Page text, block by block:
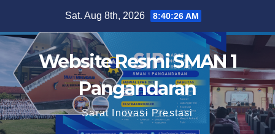
content
Sat. Aug 8th, 2026 8:40:27 AM
Website Resmi SMAN 1
Pangandaran
Sarat Inovasi Prestasi